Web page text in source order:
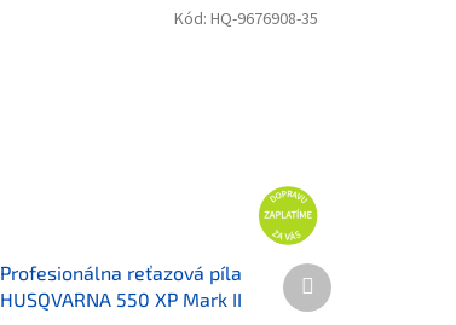
Profesionálna reťazová píla
HUSQVARNA 550 XP Mark II
Kód: HQ-9676908-35
Ďalší produkt